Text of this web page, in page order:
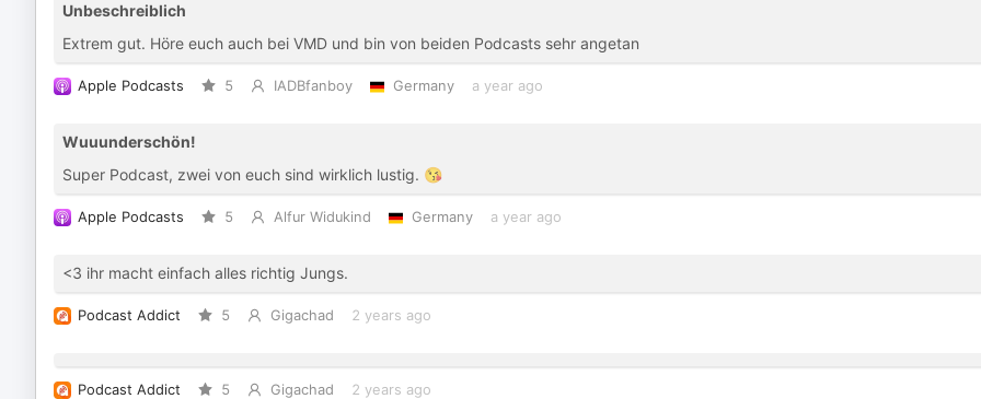
Unbeschreiblich
Extrem gut. Höre euch auch bei VMD und bin von beiden Podcasts sehr angetan
Apple Podcasts 5 IADBfanboy Germany a year ago
Wuuunderschön!
Super Podcast, zwei von euch sind wirklich lustig. 😘
Apple Podcasts 5 Alfur Widukind Germany a year ago
<3 ihr macht einfach alles richtig Jungs.
Podcast Addict 5 Gigachad 2 years ago
Podcast Addict 5 Gigachad 2 years ago